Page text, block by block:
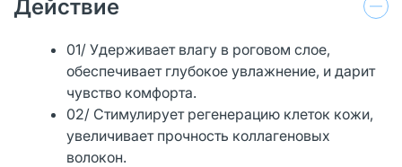
Действие
01/ Удерживает влагу в роговом слое,
обеспечивает глубокое увлажнение, и дарит
чувство комфорта.
02/ Стимулирует регенерацию клеток кожи,
увеличивает прочность коллагеновых
волокон.